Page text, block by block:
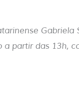
Gabriela
partir das 13h,